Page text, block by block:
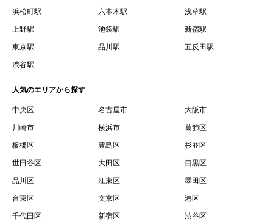
借契約書およびオプション注文書を意味します。
９.「契約期間開始日」とは、定期建物賃貸借契約（以下
「賃貸借契約」と言います）の開始日のことで、利用者の
賃借権が発生する日を意味します。
するために、選んだ物件を保留することを意味します。
１１.「予約情報」とは、物件を予約するために必要な当社
所定の情報を意味します。物件情報や期間、オプション等
１２.「キャンセル」とは、賃貸借契約締結後から契約期間
開始日前までに、利用者が賃貸借契約を解除することを意
味します。
１３.「中途解約」とは、賃貸借契約期間の途中で、利用者
浜松町駅 六本木駅 浅草駅
上野駅 池袋駅 新宿駅
東京駅 品川駅 五反田駅
渋谷駅
人気のエリアから探す
中央区 名古屋市 大阪市
川崎市 横浜市 葛飾区
板橋区 豊島区 杉並区
世田谷区 大田区 目黒区
品川区 江東区 墨田区
台東区 文京区 港区
千代田区 新宿区 渋谷区